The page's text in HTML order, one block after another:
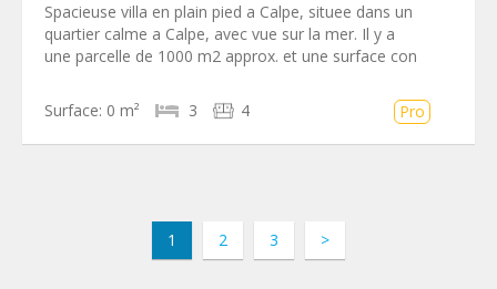
Spacieuse villa en plain pied a Calpe, situee dans un
quartier calme a Calpe, avec vue sur la mer. Il y a
une parcelle de 1000 m2 approx. et une surface con
Surface: 0 m² 3 4 Pro
1 2 3 >